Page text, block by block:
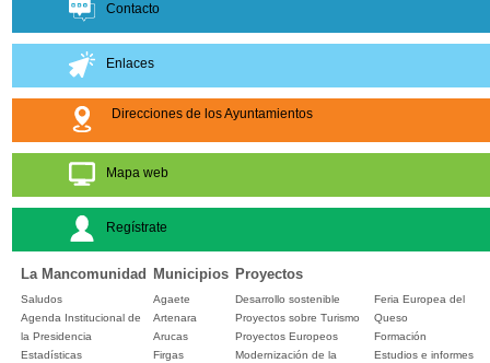
Contacto
Enlaces
Direcciones de los Ayuntamientos
Mapa web
Regístrate
La Mancomunidad Municipios Proyectos
Saludos
Agenda Institucional de
la Presidencia
Estadísticas
Agaete
Artenara
Arucas
Firgas
Desarrollo sostenible
Proyectos sobre Turismo
Proyectos Europeos
Modernización de la
Feria Europea del
Queso
Formación
Estudios e informes